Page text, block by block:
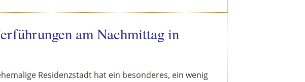
am Nachmittag in
Residenzstadt hat ein besonderes, ein wenig